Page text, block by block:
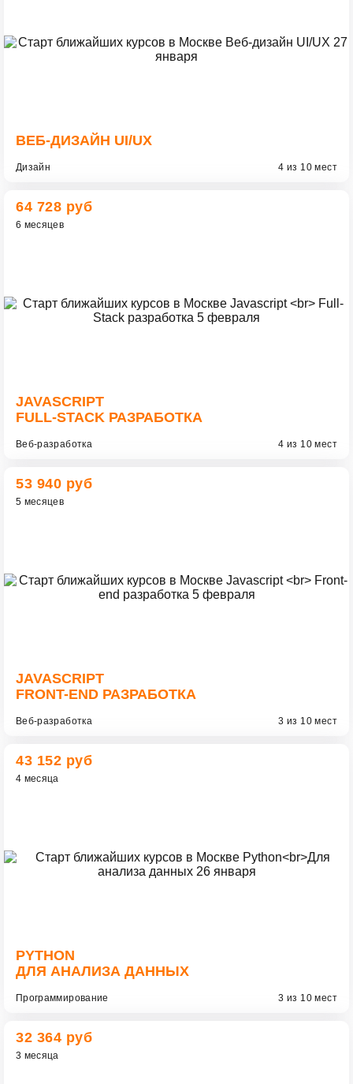
ВЕБ-ДИЗАЙН UI/UX
Дизайн 4 из 10 мест
64 728 руб
6 месяцев
JAVASCRIPT
FULL-STACK РАЗРАБОТКА
Веб-разработка 4 из 10 мест
53 940 руб
5 месяцев
JAVASCRIPT
FRONT-END РАЗРАБОТКА
Веб-разработка 3 из 10 мест
43 152 руб
4 месяца
PYTHON
ДЛЯ АНАЛИЗА ДАННЫХ
Программирование 3 из 10 мест
32 364 руб
3 месяца